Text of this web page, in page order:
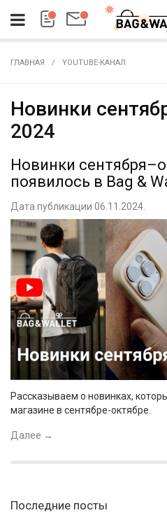
ГЛАВНАЯ YOUTUBE-КАНАЛ
Новинки
2024
Новинки
появилось в Bag &
Дата публикации 06.11.2024.
Рассказываем о новинках,
магазине в сентябре-октябре.
Далее →
Последние посты